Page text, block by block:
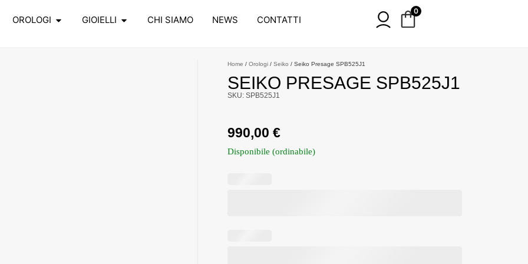
OROLOGI GIOIELLI CHI SIAMO NEWS CONTATTI
0
Home / Orologi / Seiko / Seiko Presage SPB525J1
SEIKO PRESAGE SPB525J1
SKU: SPB525J1
990,00 €
Disponibile (ordinabile)